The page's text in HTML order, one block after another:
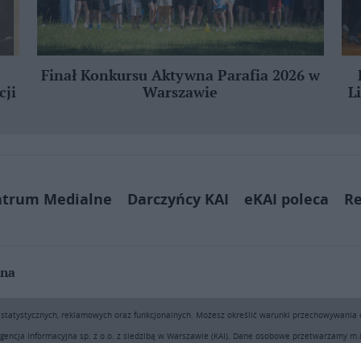
Finał Konkursu Aktywna Parafia 2026 w
Warszawie
Medialne Darczyńcy KAI eKAI poleca
(także framing i in. podobne metody), są bez uprzedniej
- będą ścigane przy pomocy wszelkich dostępnych środków
reklamowych oraz funkcjonalnych. Możesz określić warunki przechowywania
Informacyjna sp. z o.o. z siedzibą w Warszawie (KAI). Dane osobowe przetwarzamy